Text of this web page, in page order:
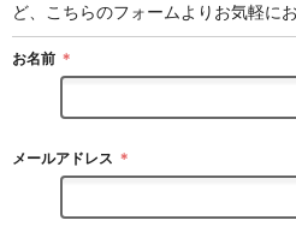
ど、こちらのフォームよりお気軽に
お名前 ＊
メールアドレス ＊